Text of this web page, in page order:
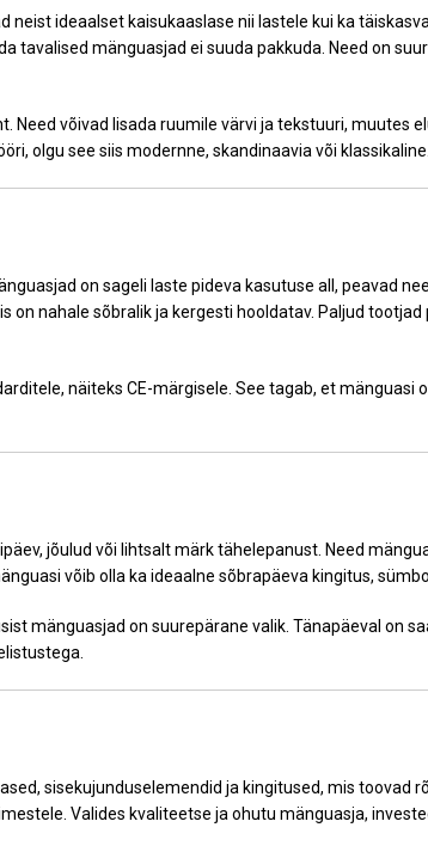
ideaalset kaisukaaslase nii lastele kui ka
mänguasjad ei suuda pakkuda. Need on
võivad lisada ruumile värvi ja tekstuuri, muutes
olgu see siis modernne, skandinaavia või klassikaline.
on sageli laste pideva kasutuse all, peavad
nahale sõbralik ja kergesti hooldatav. Paljud
näiteks CE-märgisele. See tagab, et
jõulud või lihtsalt märk tähelepanust. Need
võib olla ka ideaalne sõbrapäeva kingitus,
mänguasjad on suurepärane valik. Tänapäeval on
sisekujunduselemendid ja kingitused, mis toovad
Valides kvaliteetse ja ohutu mänguasja,